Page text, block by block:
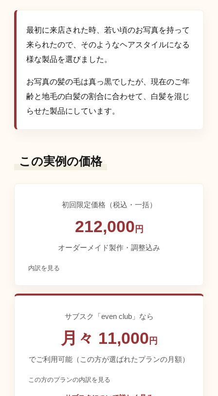
最初に来店された時、若い頃のお写真を持って
来られたので、そのようなヘアスタイルになる
様な製品を選びました。
お写真の髪の毛は真っ黒でしたが、現在のご年
齢と地毛の白髪の割合に合わせて、白髪を混じ
らせた製品にしています。
この実例の価格
初回限定価格（税込・一括）
212,000 円
オーダーメイド製作・調整込み
内訳を見る
サブスク「even club」なら
月々 11,000 円
でご利用可能（この方が選ばれたプランの月額）
この方のプランの内訳を見る